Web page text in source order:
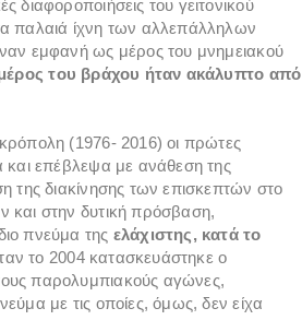
του γειτονικού
παλαιά ίχνη των αλλεπάλληλων
εμφανή ως μέρος του μνημειακού
του βράχου ήταν ακάλυπτο από
(1976- 2016) οι πρώτες
και επέβλεψα με ανάθεση της
της διακίνησης των επισκεπτών στο
και στην δυτική πρόσβαση,
πνεύμα της ελάχιστης, κατά το
το 2004 κατασκευάστηκε ο
παρολυμπιακούς αγώνες,
με τις οποίες, όμως, δεν είχα